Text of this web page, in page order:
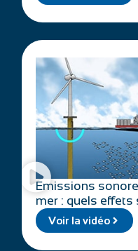
Emissions
mer : quels effets
Voir la vidéo